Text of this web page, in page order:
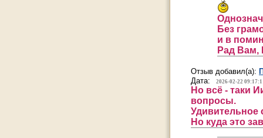
Без
и в
Рад Вам,
Отзыв добавил(а):
Дата:
2026-02-22
Но всё - таки
вопросы.
Удивительное
Но куда это